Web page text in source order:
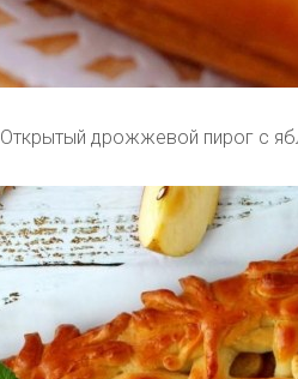
Открытый дрожжевой пирог с